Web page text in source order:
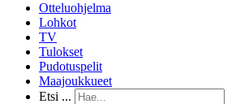
Otteluohjelma
Lohkot
TV
Tulokset
Pudotuspelit
Maajoukkueet
Etsi ...